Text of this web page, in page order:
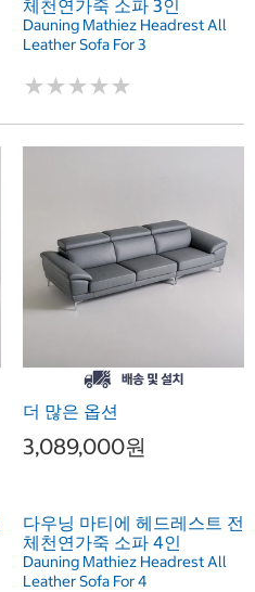
체천연가죽 소파 3인
Dauning Mathiez Headrest All
Leather Sofa For 3
★★★★★
★★★★★
더 많은 옵션
3,089,000원
다우닝 마티에 헤드레스트 전
체천연가죽 소파 4인
Dauning Mathiez Headrest All
Leather Sofa For 4